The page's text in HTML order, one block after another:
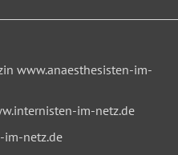
www.anaesthesisten-im-
im-netz.de
im-netz.de